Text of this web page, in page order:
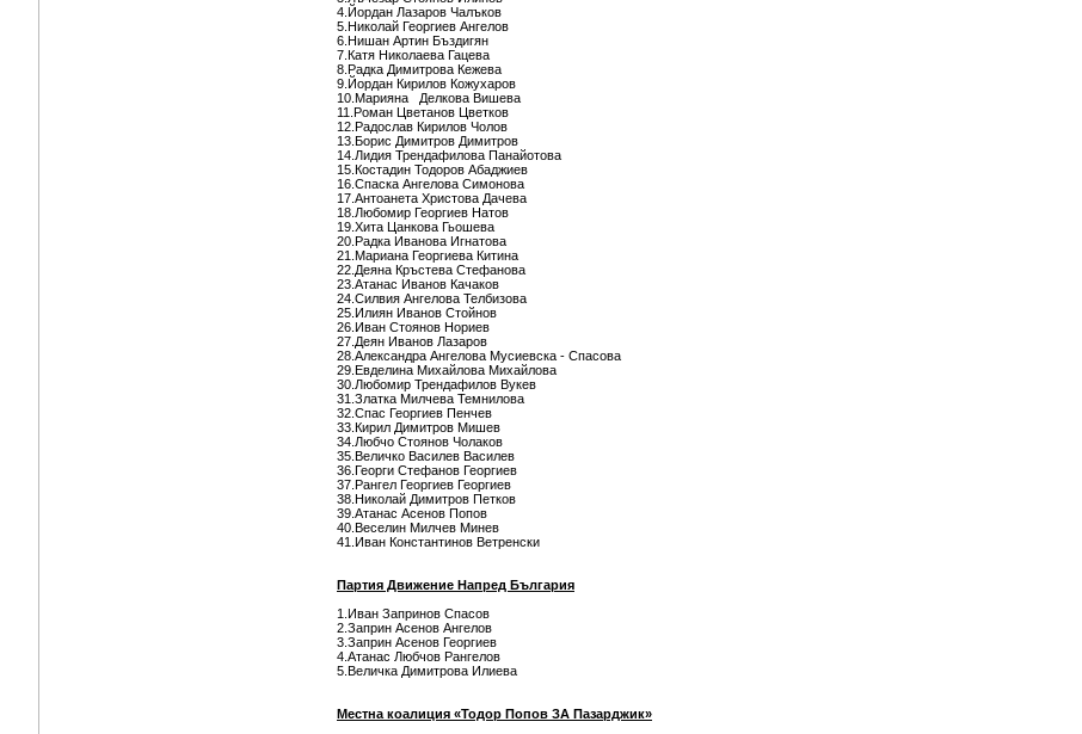
4.Йордан Лазаров Чалъков
5.Николай Георгиев Ангелов
6.Нишан Артин Бъздигян
7.Катя Николаева Гацева
8.Радка Димитрова Кежева
9.Йордан Кирилов Кожухаров
10.Марияна Делкова Вишева
11.Роман Цветанов Цветков
12.Радослав Кирилов Чолов
13.Борис Димитров Димитров
14.Лидия Трендафилова Панайотова
15.Костадин Тодоров Абаджиев
16.Спаска Ангелова Симонова
17.Антоанета Христова Дачева
18.Любомир Георгиев Натов
19.Хита Цанкова Гьошева
20.Радка Иванова Игнатова
21.Мариана Георгиева Китина
22.Деяна Кръстева Стефанова
23.Атанас Иванов Качаков
24.Силвия Ангелова Телбизова
25.Илиян Иванов Стойнов
26.Иван Стоянов Нориев
27.Деян Иванов Лазаров
28.Александра Ангелова Мусиевска - Спасова
29.Евделина Михайлова Михайлова
30.Любомир Трендафилов Вукев
31.Златка Милчева Темнилова
32.Спас Георгиев Пенчев
33.Кирил Димитров Мишев
34.Любчо Стоянов Чолаков
35.Величко Василев Василев
36.Георги Стефанов Георгиев
37.Рангел Георгиев Георгиев
38.Николай Димитров Петков
39.Атанас Асенов Попов
40.Веселин Милчев Минев
41.Иван Константинов Ветренски
Партия Движение Напред България
1.Иван Запринов Спасов
2.Заприн Асенов Ангелов
3.Заприн Асенов Георгиев
4.Атанас Любчов Рангелов
5.Величка Димитрова Илиева
Местна коалиция «Тодор Попов ЗА Пазарджик»